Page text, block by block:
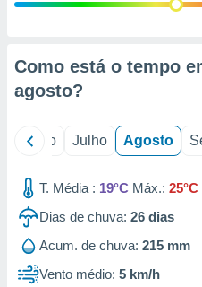
estudos
1199
Como está o tempo
agosto?
Junho Julho Agosto
T. Média : 19°C Máx.: 25°C
Dias de chuva: 26 dias
Acum. de chuva: 215 mm
Vento médio: 5 km/h